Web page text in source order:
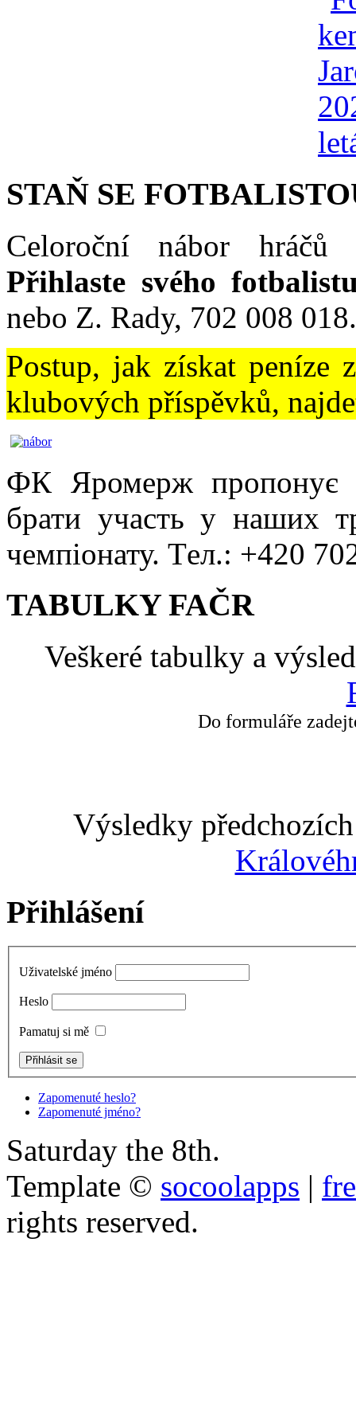
STAŇ SE
Celoroční nábor hráčů
Přihlaste svého
nebo Z. Rady, 702 008 018.
Postup, jak získat peníze
klubových příspěvků,
ФК Яромерж пропонує
брати участь у наших
чемпіонату. Tел.: +420
TABULKY FAČR
Veškeré tabulky a
Do formuláře
Výsledky
Přihlášení
Uživatelské jméno
Heslo
Pamatuj si mě
Zapomenuté heslo?
Zapomenuté jméno?
Saturday the 8th.
Template © socoolapps |
rights reserved.